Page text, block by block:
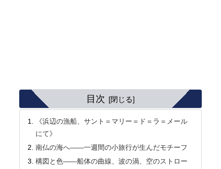
目次
《浜辺の漁船、サント＝マリー＝ド＝ラ＝メール
にて》
南仏の海へ――一週間の小旅行が生んだモチーフ
構図と色――船体の曲線、波の渦、空のストロー